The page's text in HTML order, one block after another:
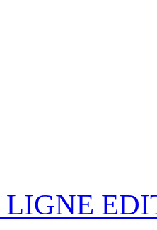
LIGNE